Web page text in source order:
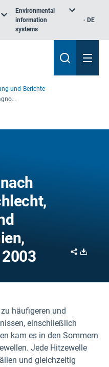
Environmental
information
systems
DE
und Berichte
Zahl der Hitzewellendete nach Diagnostik, Geschlecht, Altersgruppen und Gebiet in Slowenien, 2015 gegenüber 2003
Share
häufigeren und
einschließlich
kam es in den Sommern
. Jede Hitzewelle
und gleichzeitig